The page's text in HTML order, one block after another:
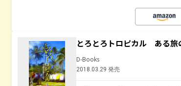
とろとろトロピカル ある
D-Books
2018.03.29 発売